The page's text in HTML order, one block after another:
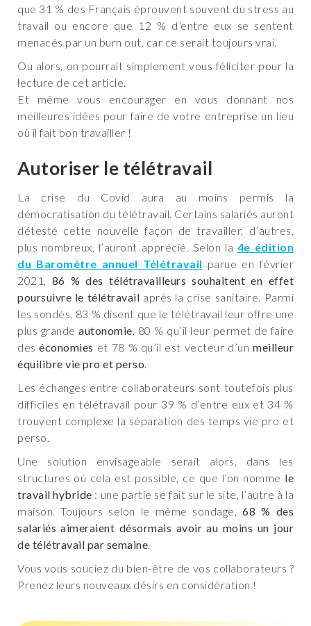
que 31 % des Français éprouvent souvent du stress au
travail ou encore que 12 % d’entre eux se sentent
menacés par un burn out, car ce serait toujours vrai.
Ou alors, on pourrait simplement vous féliciter pour la
lecture de cet article.
Et même vous encourager en vous donnant nos
meilleures idées pour faire de votre entreprise un lieu
où il fait bon travailler !
Autoriser le télétravail
La crise du Covid aura au moins permis la
démocratisation du télétravail. Certains salariés auront
détesté cette nouvelle façon de travailler, d’autres,
plus nombreux, l’auront apprécié. Selon la 4e édition
du Baromètre annuel Télétravail parue en février
2021, 86 % des télétravailleurs souhaitent en effet
poursuivre le télétravail après la crise sanitaire. Parmi
les sondés, 83 % disent que le télétravail leur offre une
plus grande autonomie, 80 % qu’il leur permet de faire
deséconomies et 78 % qu’il est vecteur d’unmeilleur
équilibre vie pro et perso.
Les échanges entre collaborateurs sont toutefois plus
difficiles en télétravail pour 39 % d’entre eux et 34 %
trouvent complexe la séparation des temps vie pro et
perso.
Une solution envisageable serait alors, dans les
structures où cela est possible, ce que l’on nomme le
travail hybride : une partie se fait sur le site, l’autre à la
maison. Toujours selon le même sondage,68 % des
salariés aimeraient désormais avoir au moins un jour
de télétravail par semaine.
Vous vous souciez du bien-être de vos collaborateurs ?
Prenez leurs nouveaux désirs en considération !